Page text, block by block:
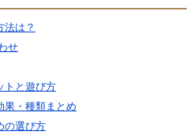
法は？
せ
トと遊び方
果・種類まとめ
の選び方